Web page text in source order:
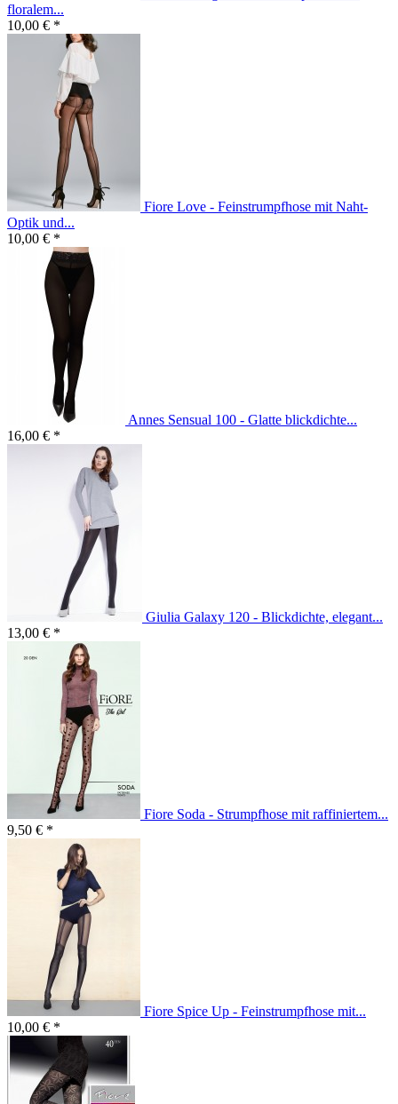
floralem...
10,00 € *
Fiore Love - Feinstrumpfhose mit Naht-
Optik und...
10,00 € *
Annes Sensual 100 - Glatte blickdichte...
16,00 € *
Giulia Galaxy 120 - Blickdichte, elegant...
13,00 € *
Fiore Soda - Strumpfhose mit raffiniertem...
9,50 € *
Fiore Spice Up - Feinstrumpfhose mit...
10,00 € *